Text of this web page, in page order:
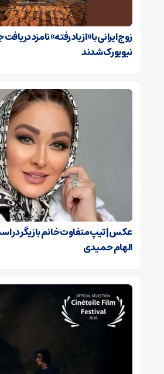
زوج ایرانی با «از یاد رفته» نامزد
نیویورک شدند
عکس | تیپ متفاوت خانم بازیگر در
الهام حمیدی